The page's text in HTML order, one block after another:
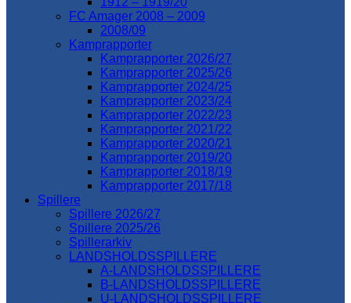
FC Amager 2008 – 2009
2008/09
Kamprapporter
Kamprapporter 2026/27
Kamprapporter 2025/26
Kamprapporter 2024/25
Kamprapporter 2023/24
Kamprapporter 2022/23
Kamprapporter 2021/22
Kamprapporter 2020/21
Kamprapporter 2019/20
Kamprapporter 2018/19
Kamprapporter 2017/18
Spillere
Spillere 2026/27
Spillere 2025/26
Spillerarkiv
LANDSHOLDSSPILLERE
A-LANDSHOLDSSPILLERE
B-LANDSHOLDSSPILLERE
U-LANDSHOLDSSPILLERE